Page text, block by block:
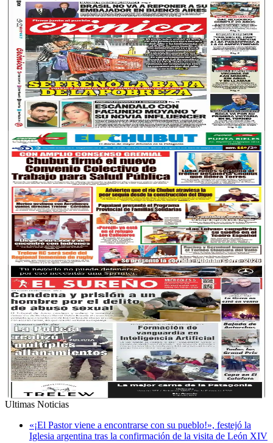
Ultimas Noticias
«¡El Pastor viene a encontrarse con su pueblo!», festejó la
Iglesia argentina tras la confirmación de la visita de León XIV